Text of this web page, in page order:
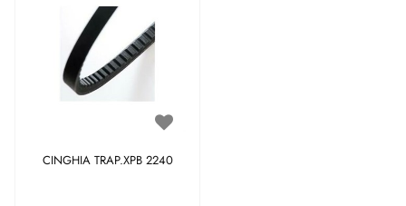
CINGHIA TRAP.XPB 2240